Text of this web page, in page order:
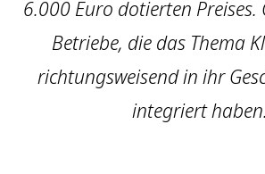
6.000 Euro dotierten Preises.
Betriebe, die das Thema
richtungsweisend in ihr
integriert haben.